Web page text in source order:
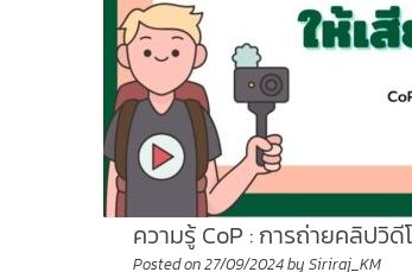
ความรู้ CoP : การถ่ายคลิป
Posted on27/09/2024bySiriraj_KM